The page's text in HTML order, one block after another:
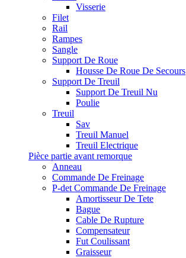
Visserie
Filet
Rail
Rampes
Sangle
Support De Roue
Housse De Roue De Secours
Support De Treuil
Support De Treuil Nu
Poulie
Treuil
Sav
Treuil Manuel
Treuil Electrique
Pièce partie avant remorque
Anneau
Commande De Freinage
P-det Commande De Freinage
Amortisseur De Tete
Bague
Cable De Rupture
Compensateur
Fut Coulissant
Graisseur